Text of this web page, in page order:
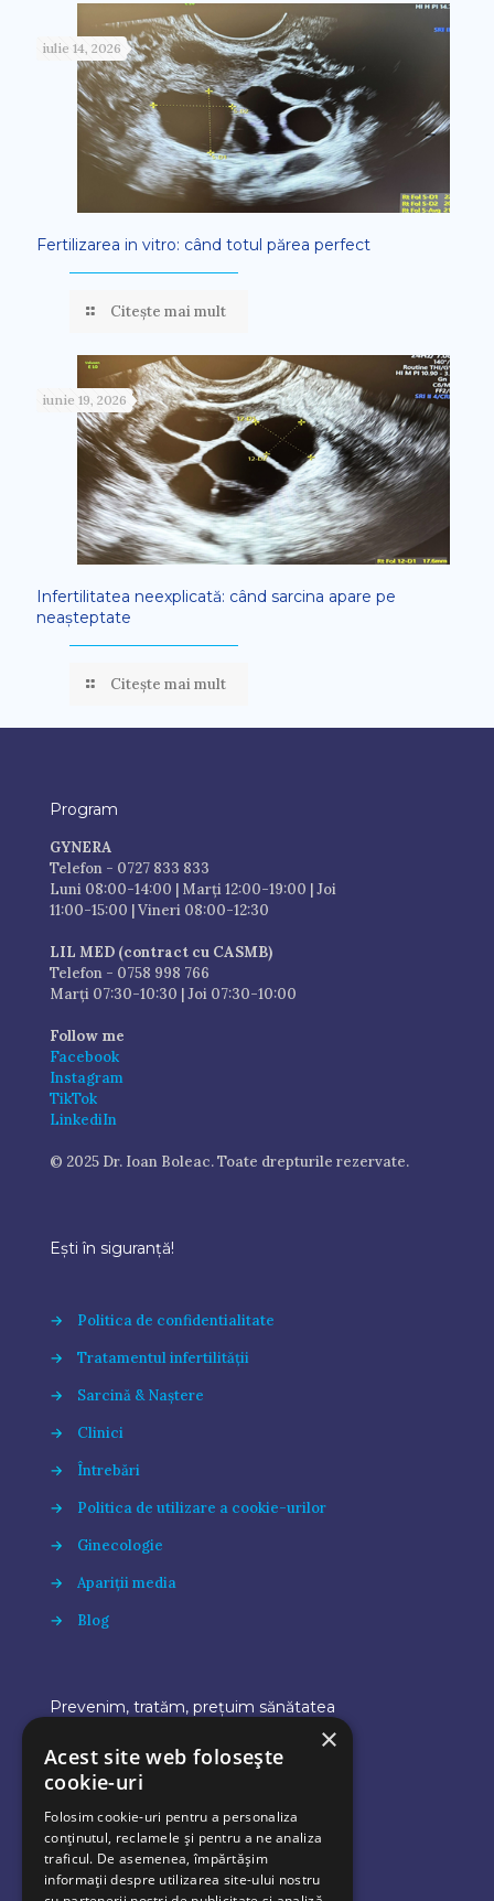
iulie 14, 2026
Fertilizarea in vitro: când totul părea perfect
Citește mai mult
iunie 19, 2026
Infertilitatea neexplicată: când sarcina apare pe
neașteptate
Citește mai mult
Program
GYNERA
Telefon - 0727 833 833
Luni 08:00-14:00 | Marți 12:00-19:00 | Joi
11:00-15:00 | Vineri 08:00-12:30
LIL MED (contract cu CASMB)
Telefon - 0758 998 766
Marți 07:30-10:30 | Joi 07:30-10:00
Follow me
Facebook
Instagram
TikTok
LinkediIn
© 2025 Dr. Ioan Boleac. Toate drepturile rezervate.
Ești în siguranță!
→
Politica de confidentialitate
→
Tratamentul infertilității
→
Sarcină & Naștere
→
Clinici
→
Întrebări
→
Politica de utilizare a cookie-urilor
→
Ginecologie
→
Apariții media
→
Blog
Prevenim, tratăm, prețuim sănătatea
×
Acest site web folosește
cookie-uri
Folosim cookie-uri pentru a personaliza
conținutul, reclamele și pentru a ne analiza
traficul. De asemenea, împărtășim
informații despre utilizarea site-ului nostru